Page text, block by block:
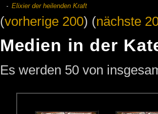
Elixier der heilenden Kraft
(vorherige 200) (nächste
Medien in der
Es werden 50 von